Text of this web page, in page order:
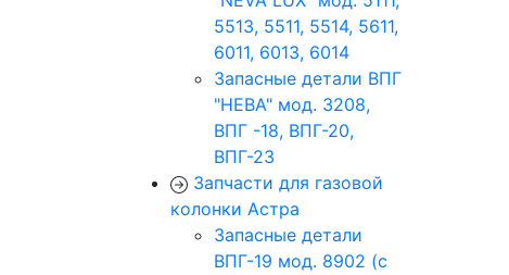
5513, 5511, 5514, 5611,
6011, 6013, 6014
Запасные детали ВПГ
"НЕВА" мод. 3208,
ВПГ -18, ВПГ-20,
ВПГ-23
Запчасти для газовой
колонки Астра
Запасные детали
ВПГ-19 мод. 8902 (с